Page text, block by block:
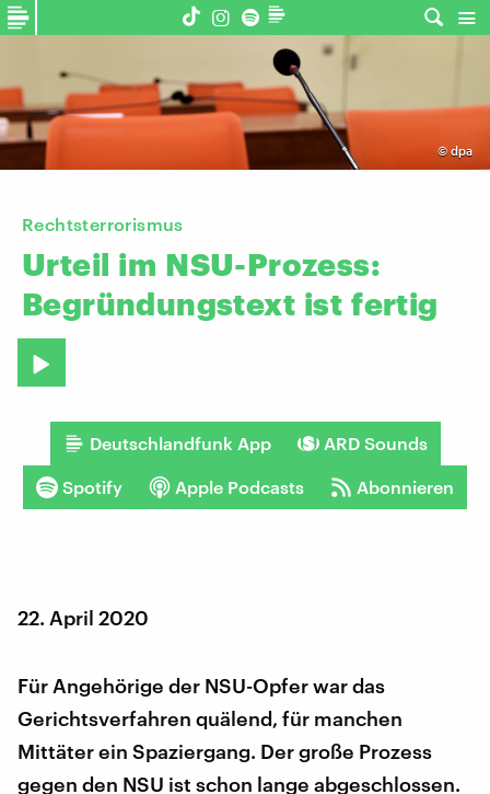
© dpa
Rechtsterrorismus
Urteil im NSU-Prozess:
Begründungstext ist fertig
Deutschlandfunk App ARD Sounds
Spotify Apple Podcasts Abonnieren
22. April 2020
Für Angehörige der NSU-Opfer war das
Gerichtsverfahren quälend, für manchen
Mittäter ein Spaziergang. Der große Prozess
gegen den NSU ist schon lange abgeschlossen.